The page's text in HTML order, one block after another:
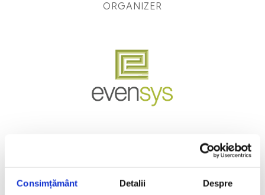
Consimțământ Detalii Despre
ORGANIZER